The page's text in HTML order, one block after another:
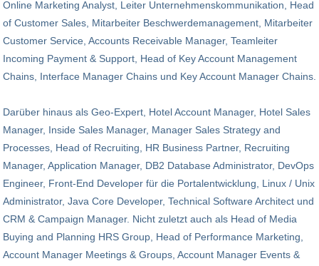
Online Marketing Analyst, Leiter Unternehmenskommunikation, Head
of Customer Sales, Mitarbeiter Beschwerdemanagement, Mitarbeiter
Customer Service, Accounts Receivable Manager, Teamleiter
Incoming Payment & Support, Head of Key Account Management
Chains, Interface Manager Chains und Key Account Manager Chains.
Darüber hinaus als Geo-Expert, Hotel Account Manager, Hotel Sales
Manager, Inside Sales Manager, Manager Sales Strategy and
Processes, Head of Recruiting, HR Business Partner, Recruiting
Manager, Application Manager, DB2 Database Administrator, DevOps
Engineer, Front-End Developer für die Portalentwicklung, Linux / Unix
Administrator, Java Core Developer, Technical Software Architect und
CRM & Campaign Manager. Nicht zuletzt auch als Head of Media
Buying and Planning HRS Group, Head of Performance Marketing,
Account Manager Meetings & Groups, Account Manager Events &